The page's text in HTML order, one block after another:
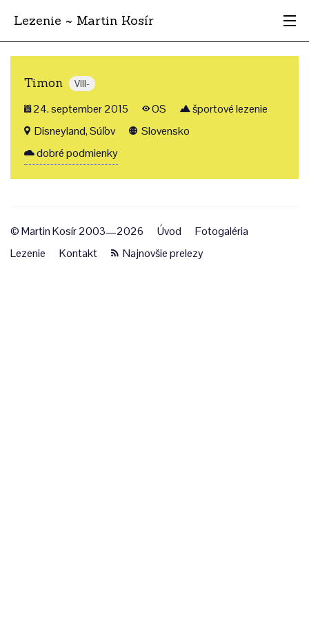
Lezenie ~ Martin Kosír
Najhodnotnejšie
Krajina
Štýl
Timon VIII-
24. september 2015 OS
športové lezenie
Disneyland, Súľov
Slovensko
dobré podmienky
© Martin Kosír 2003—2026 Úvod
Fotogaléria
Lezenie
Kontakt Najnovšie prelezy